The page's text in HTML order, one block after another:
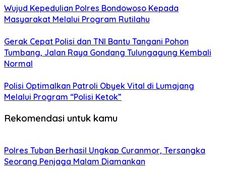
Wujud Kepedulian Polres Bondowoso Kepada
Masyarakat Melalui Program Rutilahu
Gerak Cepat Polisi dan TNI Bantu Tangani Pohon
Tumbang, Jalan Raya Gondang Tulungagung Kembali
Normal
Polisi Optimalkan Patroli Obyek Vital di Lumajang
Melalui Program “Polisi Ketok”
Rekomendasi untuk kamu
Polres Tuban Berhasil Ungkap Curanmor, Tersangka
Seorang Penjaga Malam Diamankan